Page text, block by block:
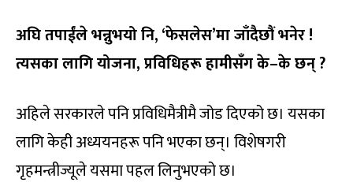
अघि तपाईंले भन्नुभयो नि, ‘फेसलेस’मा जाँदैछौं भनेर !
त्यसका लागि योजना, प्रविधिहरू हामीसँग के–के छन् ?
अहिले सरकारले पनि प्रविधिमैत्रीमै जोड दिएको छ। यसका
लागि केही अध्ययनहरू पनि भएका छन्। विशेषगरी
गृहमन्त्रीज्यूले यसमा पहल लिनुभएको छ।